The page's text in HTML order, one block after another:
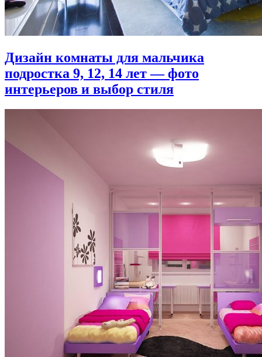
Дизайн комнаты для мальчика
подростка 9, 12, 14 лет — фото
интерьеров и выбор стиля